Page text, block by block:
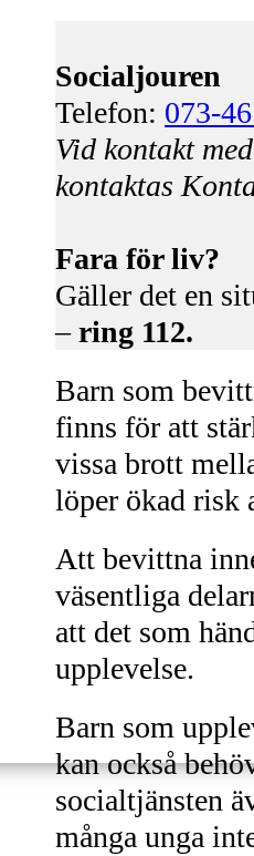
Socialjouren
Telefon: 073-
Vid kontakt
kontaktas
Fara för liv?
Gäller det en
–ring 112.
Barn som
finns för att
vissa brott
löper ökad risk
Att bevittna
väsentliga
att det som
upplevelse.
Barn som
kan också
socialtjänsten
många unga